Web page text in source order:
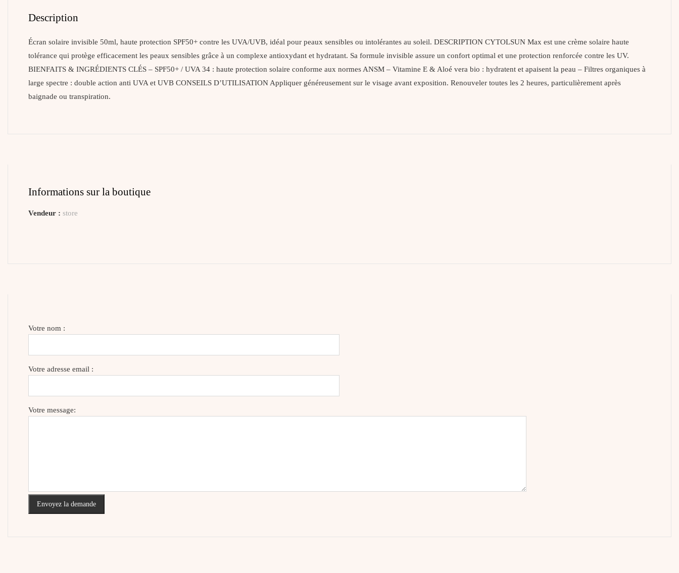
Description
Écran solaire invisible 50ml, haute protection SPF50+ contre les UVA/UVB, idéal pour peaux sensibles ou intolérantes au soleil. DESCRIPTION CYTOLSUN Max est une crème solaire haute
tolérance qui protège efficacement les peaux sensibles grâce à un complexe antioxydant et hydratant. Sa formule invisible assure un confort optimal et une protection renforcée contre les UV.
BIENFAITS & INGRÉDIENTS CLÉS – SPF50+ / UVA 34 : haute protection solaire conforme aux normes ANSM – Vitamine E & Aloé vera bio : hydratent et apaisent la peau – Filtres organiques à
large spectre : double action anti UVA et UVB CONSEILS D’UTILISATION Appliquer généreusement sur le visage avant exposition. Renouveler toutes les 2 heures, particulièrement après
baignade ou transpiration.
Informations sur la boutique
Vendeur : store
Votre nom :
Votre adresse email :
Votre message:
Envoyez la demande